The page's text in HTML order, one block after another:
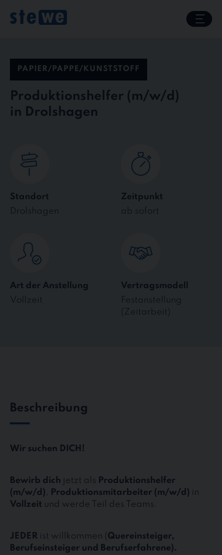
content
PAPIER/PAPPE/KUNSTSTOFF
Produktionshelfer
in Drolshagen
Standort
Drolshagen
Zeitpunkt
ab sofort
Art der Anstellung
Vollzeit
Vertragsmodell
Festanstellung
(Zeitarbeit)
Beschreibung
Wir suchen DICH!
Bewirb dich jetzt als Produktionshelfer
(m/w/d), Produktionsmitarbeiter (m/w/d) in
Vollzeit und werde Teil des Teams.
JEDER ist willkommen (Quereinsteiger,
Berufseinsteiger und Berufserfahrene).